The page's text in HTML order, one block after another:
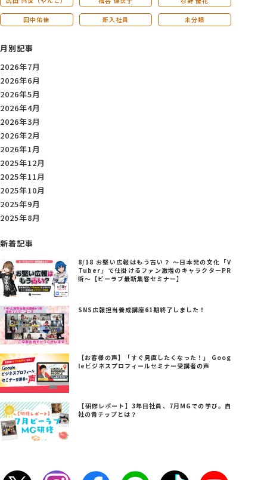
田中佑佳 新入社員 未分類
月別記事
2026年7月
2026年6月
2026年5月
2026年4月
2026年3月
2026年2月
2026年1月
2025年12月
2025年11月
2025年10月
2025年9月
2025年8月
新着記事
8/18 お堅い広報はもう古い？ ～日本発の文化「V
Tuber」で仕掛けるファン激増のキャラクターPR
術～【ビーラブ最新集客セミナー】
SNS広報担当養成講座61期終了しました！
【お客様の声】「すぐ見直したくなった！」 Goog
leビジネスプロフィールセミナー受講者の声
【研修レポート】3年目社員、7月MGでの学び。自
社の青チップとは？